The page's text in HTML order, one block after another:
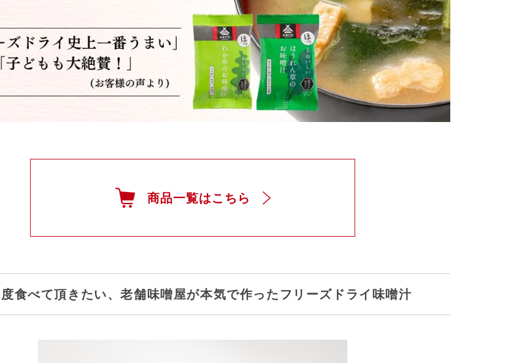
商品一覧はこちら
食べて頂きたい、老舗味噌屋が本気で作ったフリーズドライ味噌汁